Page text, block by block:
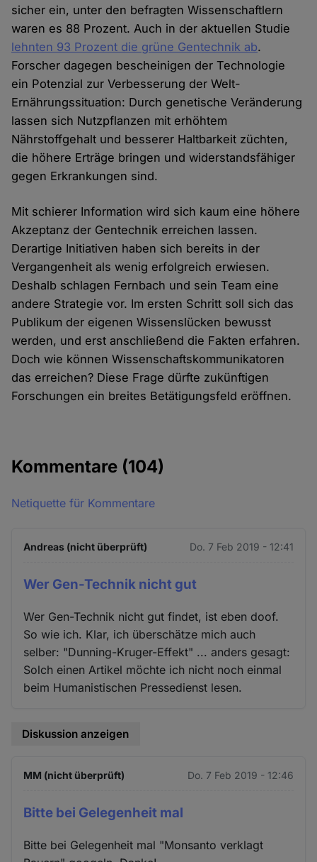
sicher ein, unter den befragten Wissenschaftlern
waren es 88 Prozent. Auch in der aktuellen Studie
lehnten 93 Prozent die grüne Gentechnik ab.
Forscher dagegen bescheinigen der Technologie
ein Potenzial zur Verbesserung der Welt-
Ernährungssituation: Durch genetische Veränderung
lassen sich Nutzpflanzen mit erhöhtem
Nährstoffgehalt und besserer Haltbarkeit züchten,
die höhere Erträge bringen und widerstandsfähiger
gegen Erkrankungen sind.
Mit schierer Information wird sich kaum eine höhere
Akzeptanz der Gentechnik erreichen lassen.
Derartige Initiativen haben sich bereits in der
Vergangenheit als wenig erfolgreich erwiesen.
Deshalb schlagen Fernbach und sein Team eine
andere Strategie vor. Im ersten Schritt soll sich das
Publikum der eigenen Wissenslücken bewusst
werden, und erst anschließend die Fakten erfahren.
Doch wie können Wissenschaftskommunikatoren
das erreichen? Diese Frage dürfte zukünftigen
Forschungen ein breites Betätigungsfeld eröffnen.
Kommentare (104)
Netiquette für Kommentare
Andreas (nicht überprüft) Do. 7 Feb 2019 - 12:41
Wer Gen-Technik nicht gut
Wer Gen-Technik nicht gut findet, ist eben doof.
So wie ich. Klar, ich überschätze mich auch
selber: "Dunning-Kruger-Effekt" ... anders gesagt:
Solch einen Artikel möchte ich nicht noch einmal
beim Humanistischen Pressedienst lesen.
Diskussion anzeigen
MM (nicht überprüft) Do. 7 Feb 2019 - 12:46
Bitte bei Gelegenheit mal
Bitte bei Gelegenheit mal "Monsanto verklagt